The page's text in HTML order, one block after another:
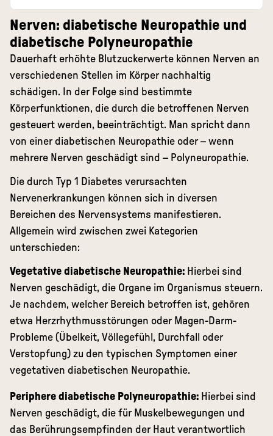
Nerven: diabetische Neuropathie und
diabetische Polyneuropathie
Dauerhaft erhöhte Blutzuckerwerte können Nerven an
verschiedenen Stellen im Körper nachhaltig
schädigen. In der Folge sind bestimmte
Körperfunktionen, die durch die betroffenen Nerven
gesteuert werden, beeinträchtigt. Man spricht dann
von einer diabetischen Neuropathie oder – wenn
mehrere Nerven geschädigt sind – Polyneuropathie.
Die durch Typ 1 Diabetes verursachten
Nervenerkrankungen können sich in diversen
Bereichen des Nervensystems manifestieren.
Allgemein wird zwischen zwei Kategorien
unterschieden:
Vegetative diabetische Neuropathie: Hierbei sind
Nerven geschädigt, die Organe im Organismus steuern.
Je nachdem, welcher Bereich betroffen ist, gehören
etwa Herzrhythmusstörungen oder Magen-Darm-
Probleme (Übelkeit, Völlegefühl, Durchfall oder
Verstopfung) zu den typischen Symptomen einer
vegetativen diabetischen Neuropathie.
Periphere diabetische Polyneuropathie: Hierbei sind
Nerven geschädigt, die für Muskelbewegungen und
das Berührungsempfinden der Haut verantwortlich